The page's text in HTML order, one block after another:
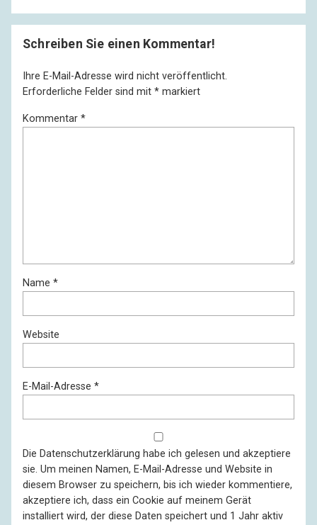
Schreiben Sie einen Kommentar!
Ihre E-Mail-Adresse wird nicht veröffentlicht.
Erforderliche Felder sind mit * markiert
Kommentar *
Name *
Website
E-Mail-Adresse *
Die Datenschutzerklärung habe ich gelesen und akzeptiere
sie. Um meinen Namen, E-Mail-Adresse und Website in
diesem Browser zu speichern, bis ich wieder kommentiere,
akzeptiere ich, dass ein Cookie auf meinem Gerät
installiert wird, der diese Daten speichert und 1 Jahr aktiv